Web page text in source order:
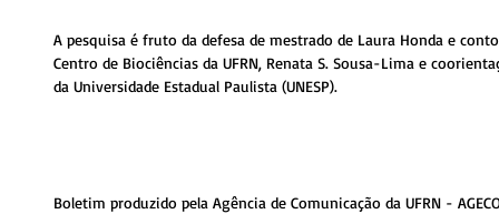
A pesquisa é fruto da defesa de mestrado de Laura Honda e
Centro de Biociências da UFRN, Renata S. Sousa-Lima e
da Universidade Estadual Paulista (UNESP).
Boletim produzido pela Agência de Comunicação da UFRN -